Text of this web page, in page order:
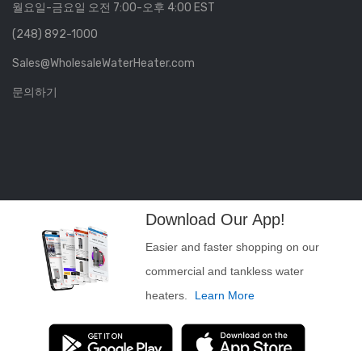
월요일-금요일 오전 7:00-오후 4:00 EST
(248) 892-1000
Sales@WholesaleWaterHeater.com
문의하기
Download Our App!
Easier and faster shopping on our
commercial and tankless water
heaters.
Learn More